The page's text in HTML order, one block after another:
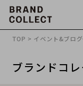
TOP > イベント&ブロ
ブランドコ